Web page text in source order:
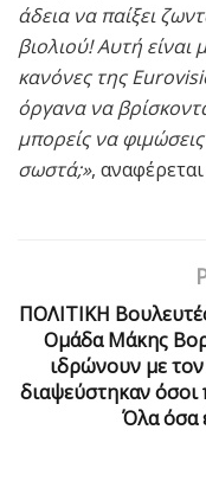
άδεια να παίξει
βιολιού! Αυτή είναι
κανόνες της
όργανα να
μπορείς να
σωστά;»,
ΠΟΛΙΤΙΚΗ
Ομάδα Μάκης
ιδρώνουν με
διαψεύστηκαν όσοι
Όλα όσα